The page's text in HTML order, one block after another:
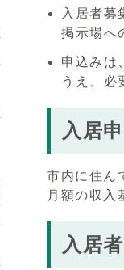
入居者募
掲示場へ
申込みは
うえ、必
入居
市内に住ん
月額の収入
入居